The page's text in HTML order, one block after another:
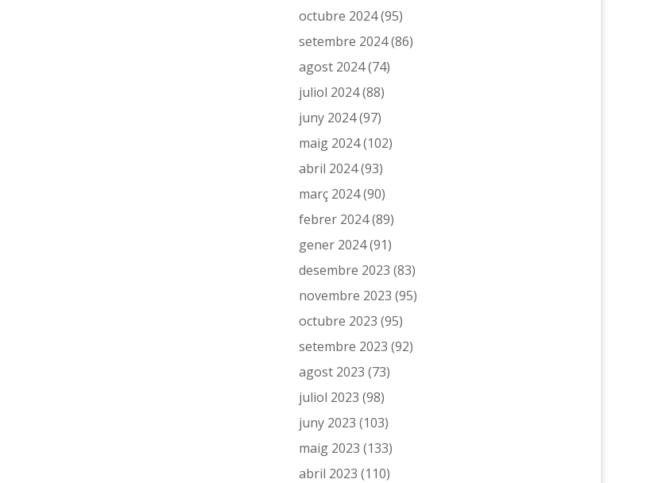
octubre 2024(95)
setembre 2024(86)
agost 2024(74)
juliol 2024(88)
juny 2024(97)
maig 2024(102)
abril 2024(93)
març 2024(90)
febrer 2024(89)
gener 2024(91)
desembre 2023 (83)
novembre 2023 (95)
octubre 2023 (95)
setembre 2023 (92)
agost 2023 (73)
juliol 2023 (98)
juny 2023 (103)
maig 2023 (133)
abril 2023 (110)